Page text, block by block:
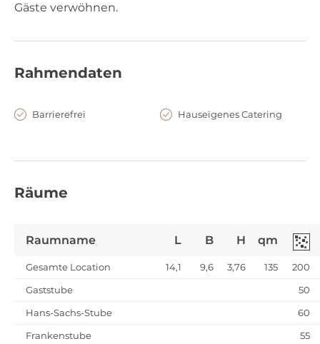
Gäste verwöhnen.
Rahmendaten
Barrierefrei Hauseigenes Catering
Räume
Raumname L B H qm
Gesamte Location 14,1 9,6 3,76 135
200
Gaststube
50
Hans-Sachs-Stube
60
Frankenstube
55